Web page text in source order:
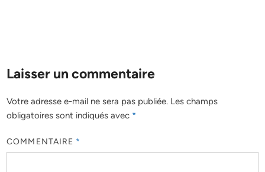
Laisser un commentaire
Votre adresse e-mail ne sera pas publiée. Les champs
obligatoires sont indiqués avec *
COMMENTAIRE *